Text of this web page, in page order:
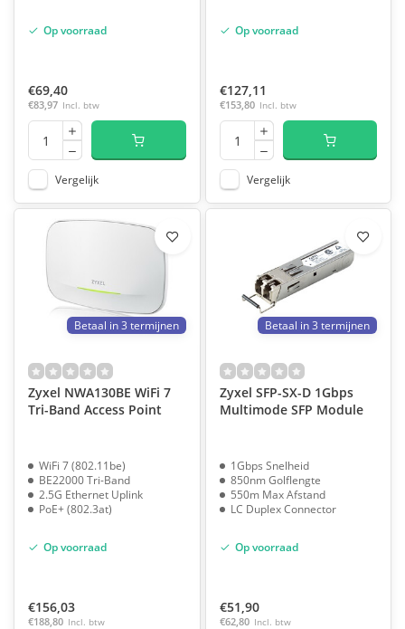
Op voorraad
€69,40
€83,97 Incl. btw
Vergelijk
Op voorraad
€127,11
€153,80 Incl. btw
Vergelijk
Betaal in 3 termijnen
Zyxel NWA130BE WiFi 7
Tri-Band Access Point
WiFi 7 (802.11be)
BE22000 Tri-Band
2.5G Ethernet Uplink
PoE+ (802.3at)
Op voorraad
€156,03
€188,80 Incl. btw
Betaal in 3 termijnen
Zyxel SFP-SX-D 1Gbps
Multimode SFP Module
1Gbps Snelheid
850nm Golflengte
550m Max Afstand
LC Duplex Connector
Op voorraad
€51,90
€62,80 Incl. btw